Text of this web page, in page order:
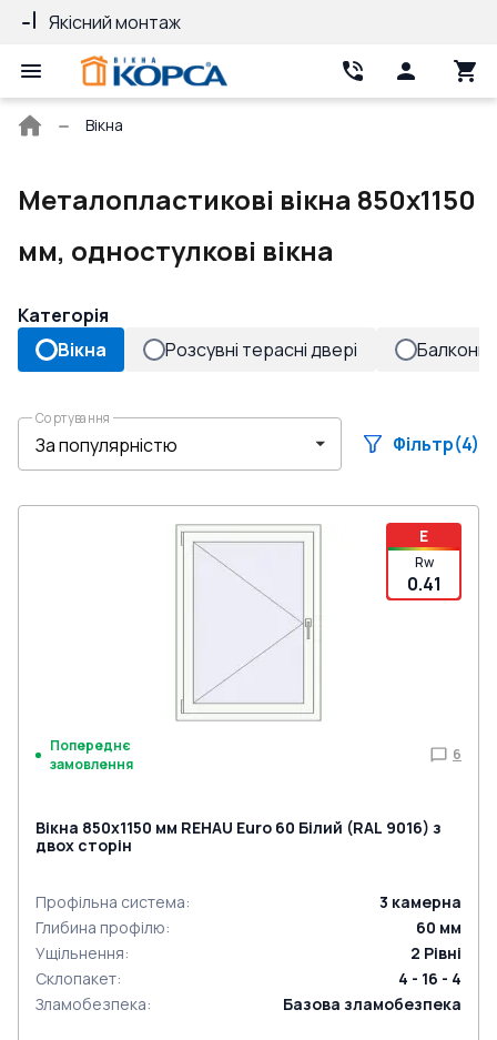
Якісний монтаж
Головна
Вікна
Металопластикові вікна 850x1150
мм, одностулкові вікна
Категорія
Вікна
Розсувні терасні двері Балконні
Сортування
Фільтр(4)
E
Rw
0.41
Попереднє
замовлення
6
Вікна 850x1150 мм REHAU Euro 60 Білий (RAL 9016) з
двох сторін
Профільна система: 3 камерна
Глибина профілю: 60 мм
Ущільнення: 2 Рівні
Склопакет:
4 - 16 - 4
Зламобезпека: Базова зламобезпека